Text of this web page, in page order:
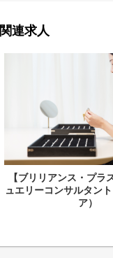
関連求人
【ブリリアンス・プラ
ュエリーコンサルタン
ア）